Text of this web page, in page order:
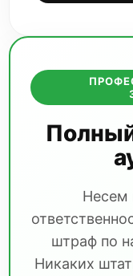
Несем
штраф по
Никаких